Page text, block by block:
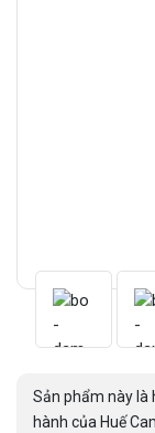
Sản phẩm này là
hành của Huế